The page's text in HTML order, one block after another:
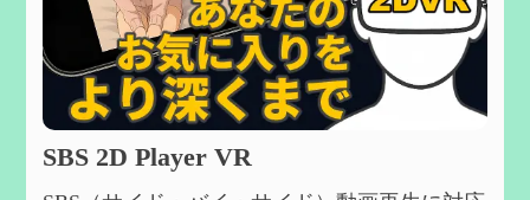
SBS 2D Player VR